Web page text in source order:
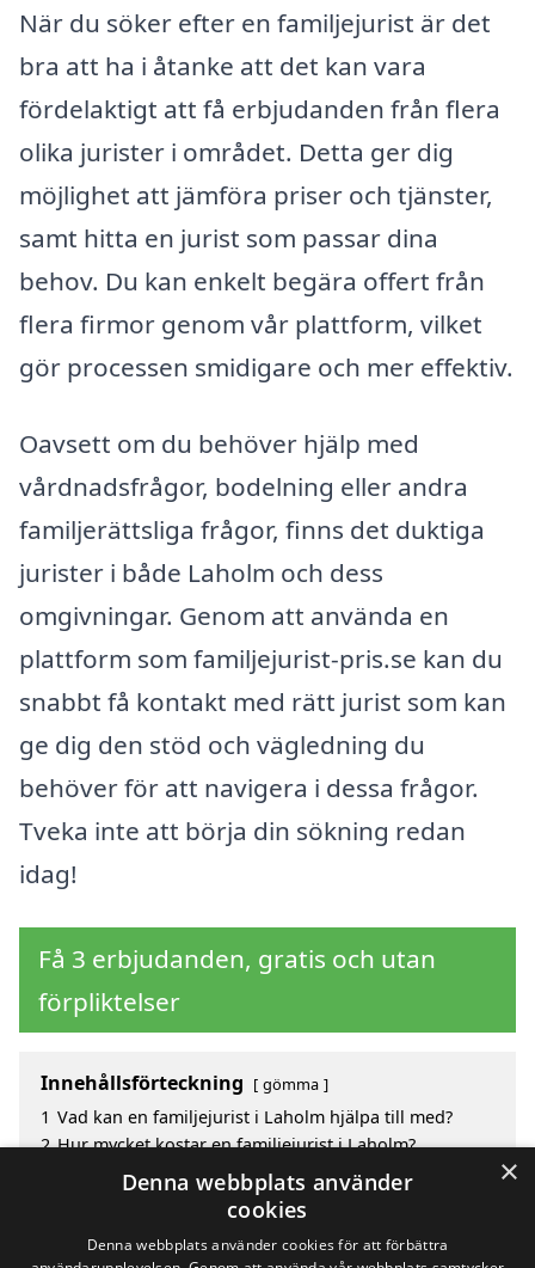
När du söker efter en familjejurist är det
bra att ha i åtanke att det kan vara
fördelaktigt att få erbjudanden från flera
olika jurister i området. Detta ger dig
möjlighet att jämföra priser och tjänster,
samt hitta en jurist som passar dina
behov. Du kan enkelt begära offert från
flera firmor genom vår plattform, vilket
gör processen smidigare och mer effektiv.
Oavsett om du behöver hjälp med
vårdnadsfrågor, bodelning eller andra
familjerättsliga frågor, finns det duktiga
jurister i både Laholm och dess
omgivningar. Genom att använda en
plattform som familjejurist-pris.se kan du
snabbt få kontakt med rätt jurist som kan
ge dig den stöd och vägledning du
behöver för att navigera i dessa frågor.
Tveka inte att börja din sökning redan
idag!
Få 3 erbjudanden, gratis och utan
förpliktelser
Innehållsförteckning gömma
1 Vad kan en familjejurist i Laholm hjälpa till med?
2 Hur mycket kostar en familjejurist i Laholm?
Fördelar med att välja familjejurist i Laholm
Sök efter en skicklig familjejurist i de omgivande
×
Denna webbplats använder
cookies
Denna webbplats använder cookies för att förbättra